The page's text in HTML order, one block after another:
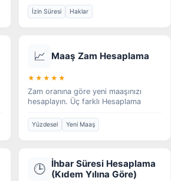
İzin Süresi Haklar
📈 Maaş Zam Hesaplama
★★★★★
Zam oranına göre yeni maaşınızı
hesaplayın. Üç farklı Hesaplama
Yüzdesel Yeni Maaş
🕒 İhbar Süresi Hesaplama
(Kıdem Yılına Göre)